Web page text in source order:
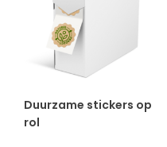
Duurzame stickers op
rol